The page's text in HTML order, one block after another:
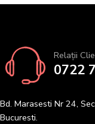
Relații
0722
Bd. Marasesti Nr 24,
Bucuresti.